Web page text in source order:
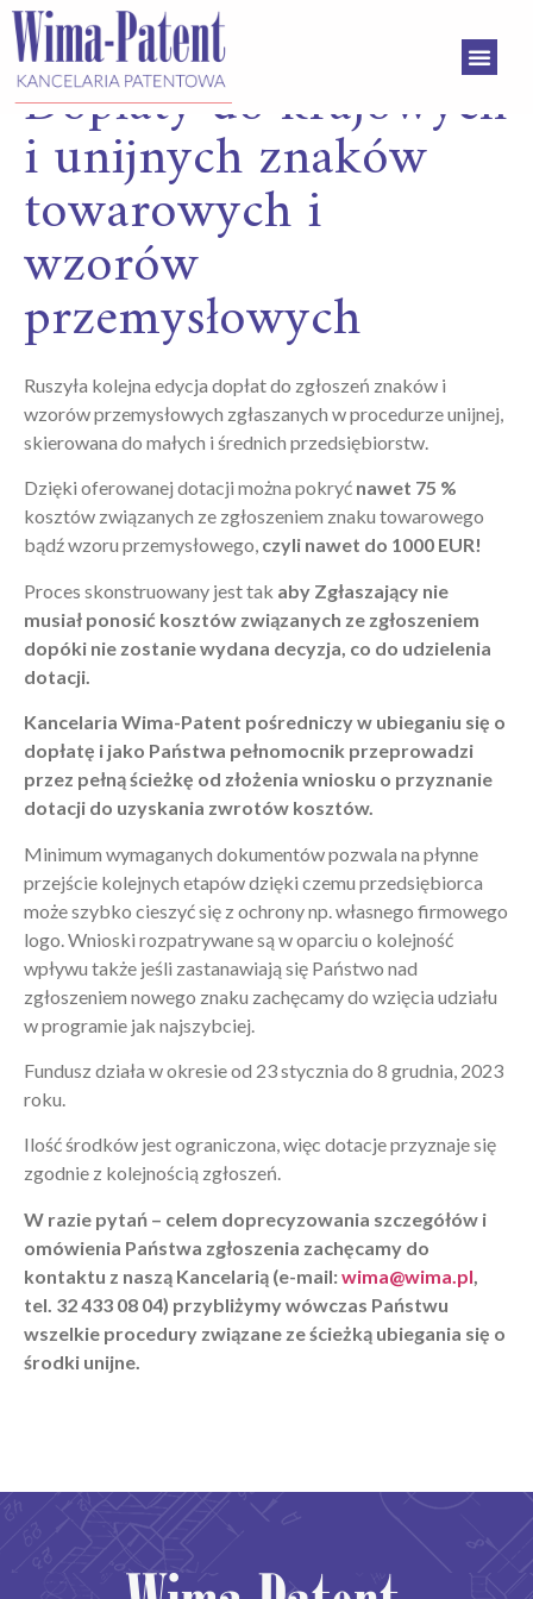
Dopłaty do krajowych
i unijnych znaków
towarowych i
wzorów
przemysłowych
Ruszyła kolejna edycja dopłat do zgłoszeń znaków i
wzorów przemysłowych zgłaszanych w procedurze unijnej,
skierowana do małych i średnich przedsiębiorstw.
Dzięki oferowanej dotacji można pokryć nawet 75 %
kosztów związanych ze zgłoszeniem znaku towarowego
bądź wzoru przemysłowego, czyli nawet do 1000 EUR!
Proces skonstruowany jest tak aby Zgłaszający nie
musiał ponosić kosztów związanych ze zgłoszeniem
dopóki nie zostanie wydana decyzja, co do udzielenia
dotacji.
Kancelaria Wima-Patent pośredniczy w ubieganiu się o
dopłatę i jako Państwa pełnomocnik przeprowadzi
przez pełną ścieżkę od złożenia wniosku o przyznanie
dotacji do uzyskania zwrotów kosztów.
Minimum wymaganych dokumentów pozwala na płynne
przejście kolejnych etapów dzięki czemu przedsiębiorca
może szybko cieszyć się z ochrony np. własnego firmowego
logo. Wnioski rozpatrywane są w oparciu o kolejność
wpływu także jeśli zastanawiają się Państwo nad
zgłoszeniem nowego znaku zachęcamy do wzięcia udziału
w programie jak najszybciej.
Fundusz działa w okresie od 23 stycznia do 8 grudnia, 2023
roku.
Ilość środków jest ograniczona, więc dotacje przyznaje się
zgodnie z kolejnością zgłoszeń.
W razie pytań – celem doprecyzowania szczegółów i
omówienia Państwa zgłoszenia zachęcamy do
kontaktu z naszą Kancelarią (e-mail:wima@wima.pl
tel. 32 433 08 04) przybliżymy wówczas Państwu
wszelkie procedury związane ze ścieżką ubiegania się o
środki unijne.